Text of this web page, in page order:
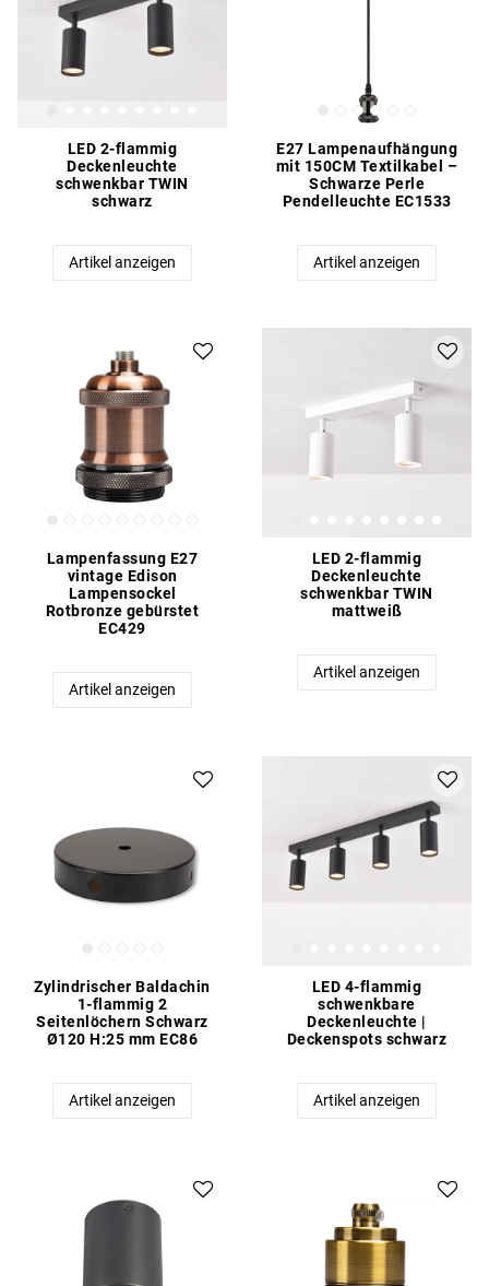
LED 2-flammig
Deckenleuchte
schwenkbar TWIN
schwarz
Artikel anzeigen
E27 Lampenaufhängung
mit 150CM Textilkabel –
Schwarze Perle
Pendelleuchte EC1533
Artikel anzeigen
Lampenfassung E27
vintage Edison
Lampensockel
Rotbronze gebürstet
EC429
Artikel anzeigen
LED 2-flammig
Deckenleuchte
schwenkbar TWIN
mattweiß
Artikel anzeigen
Zylindrischer Baldachin
1-flammig 2
Seitenlöchern Schwarz
Ø120 H:25 mm EC86
Artikel anzeigen
LED 4-flammig
schwenkbare
Deckenleuchte |
Deckenspots schwarz
Artikel anzeigen